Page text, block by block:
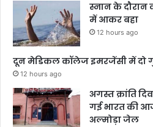
स्नान के दौरान
में आकर बहा
12 hours ago
दून मेडिकल कॉलेज इमरजेंसी में दो
12 hours ago
अगस्त क्रांति
गई भारत की
अल्मोड़ा जेल